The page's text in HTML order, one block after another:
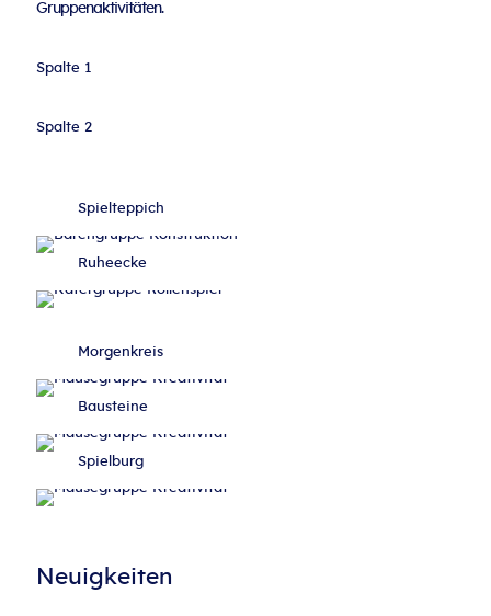
Gruppenaktivitäten.
Spalte 1
Spalte 2
Spielteppich
Ruheecke
Morgenkreis
Bausteine
Spielburg
Neuigkeiten